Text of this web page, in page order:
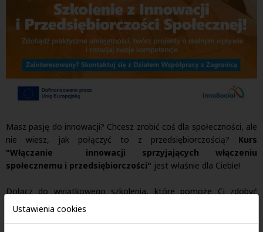
Masz pasję do innowacji? Chcesz zrobić coś dla społeczności, ale
nie wiesz, jak połączyć to z przedsiębiorczością? Kurs
"Włączanie innowacji sprzyjających włączeniu
społecznemu i przedsiębiorczości" jest właśnie dla Ciebie!
Dołącz do wyjątkowego szkolenia, które pomoże Ci zdobyć
praktyczne umiejętności, stworzyć projekty z realnym wpływem i
Ustawienia cookies